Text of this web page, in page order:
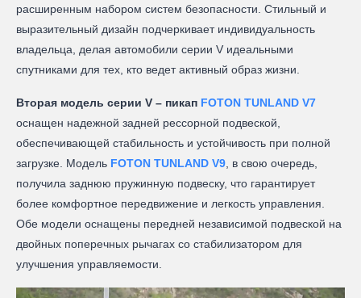
расширенным набором систем безопасности. Стильный и
выразительный дизайн подчеркивает индивидуальность
владельца, делая автомобили серии V идеальными
спутниками для тех, кто ведет активный образ жизни.
Вторая модель серии V – пикап FOTON TUNLAND V7
оснащен надежной задней рессорной подвеской,
обеспечивающей стабильность и устойчивость при полной
загрузке. Модель FOTON TUNLAND V9 , в свою очередь,
получила заднюю пружинную подвеску, что гарантирует
более комфортное передвижение и легкость управления.
Обе модели оснащены передней независимой подвеской на
двойных поперечных рычагах со стабилизатором для
улучшения управляемости.